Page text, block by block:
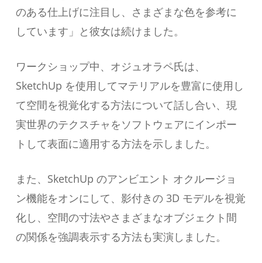
のある仕上げに注目し、さまざまな色を参考に
しています」と彼女は続けました。
ワークショップ中、オジュオラペ氏は、
SketchUp を使用してマテリアルを豊富に使用し
て空間を視覚化する方法について話し合い、現
実世界のテクスチャをソフトウェアにインポー
トして表面に適用する方法を示しました。
また、SketchUp のアンビエント オクルージョ
ン機能をオンにして、影付きの 3D モデルを視覚
化し、空間の寸法やさまざまなオブジェクト間
の関係を強調表示する方法も実演しました。